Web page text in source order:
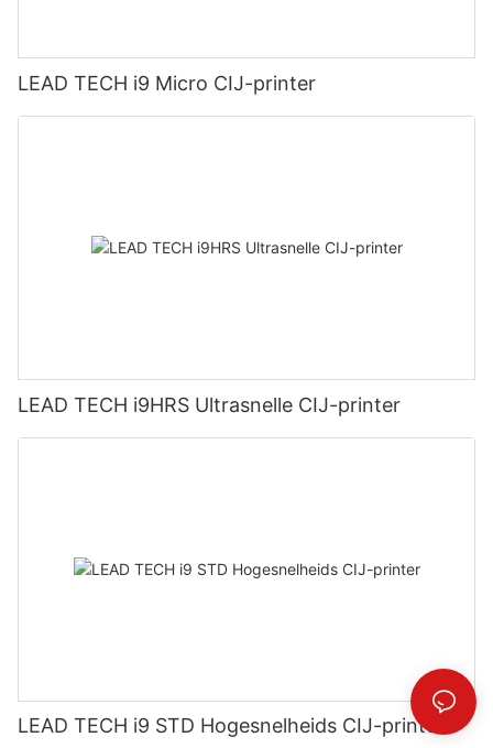
LEAD TECH i9 Micro CIJ-printer
LEAD TECH i9HRS Ultrasnelle CIJ-printer
LEAD TECH i9 STD Hogesnelheids CIJ-printer